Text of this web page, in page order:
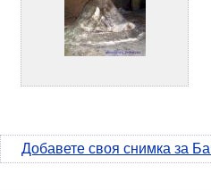
Добавете своя снимка за